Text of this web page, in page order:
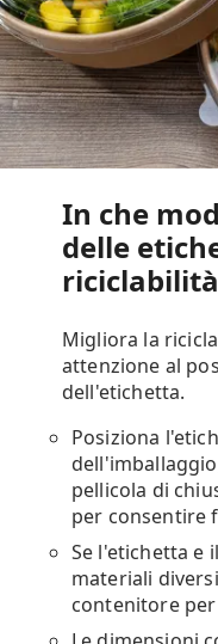
In che
delle
Migliora la
attenzione al
dell'etichetta.
Posiziona
pellicola di
per consentire
Se l'etichetta e
materiali
contenitore